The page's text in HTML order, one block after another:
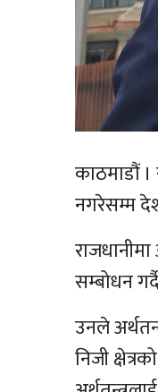
काठमाडौं ।
नगरेसम्म
सम्बोधन
उनले
निजी